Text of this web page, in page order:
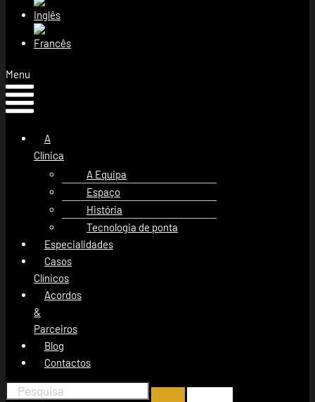
Menu
A
Clínica
A Equipa
Espaço
História
Tecnologia de ponta
Especialidades
Casos
Clínicos
Acordos
&
Parceiros
Blog
Contactos